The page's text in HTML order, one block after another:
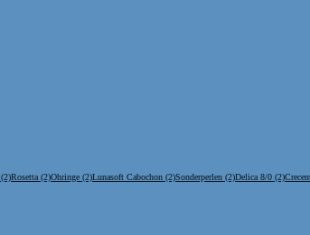
(2)Rosetta (2)Ohringe (2)Lunasoft Cabochon (2)Sonderperlen (2)Delica 8/0 (2)